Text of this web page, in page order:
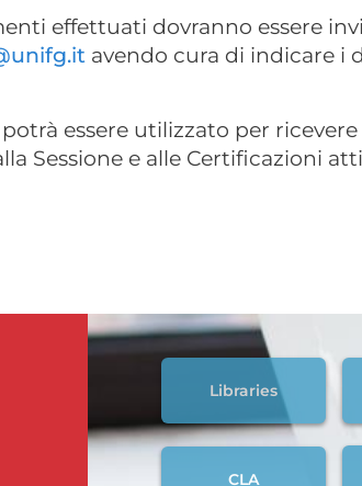
effettuati dovranno essere
avendo cura di indicare i
essere utilizzato per
Sessione e alle Certificazioni
Libraries
CLA